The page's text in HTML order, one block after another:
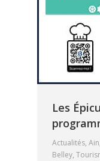
Les
Actualités, Ain
Belley,